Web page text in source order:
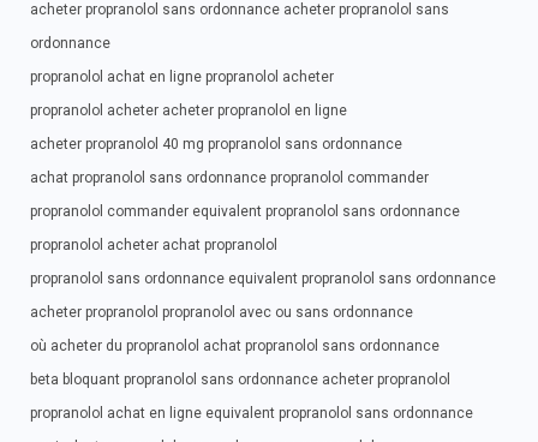
acheter propranolol sans ordonnance acheter propranolol sans
ordonnance
propranolol achat en ligne propranolol acheter
propranolol acheter acheter propranolol en ligne
acheter propranolol 40 mg propranolol sans ordonnance
achat propranolol sans ordonnance propranolol commander
propranolol commander equivalent propranolol sans ordonnance
propranolol acheter achat propranolol
propranolol sans ordonnance equivalent propranolol sans ordonnance
acheter propranolol propranolol avec ou sans ordonnance
où acheter du propranolol achat propranolol sans ordonnance
beta bloquant propranolol sans ordonnance acheter propranolol
propranolol achat en ligne equivalent propranolol sans ordonnance